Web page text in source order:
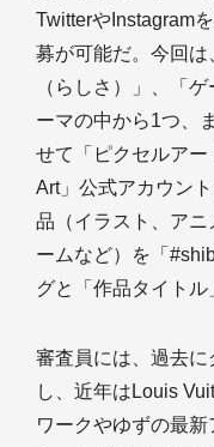
TwitterやInstagram
募が可能だ。今回は
（らしさ）」、「
ーマの中から1つ、
せて「ピクセルア
Art」公式アカウン
品（イラスト、ア
ームなど）を「
グと「作品タイトル
審査員には、過去
し、近年はLouis
ワークやゆずの最